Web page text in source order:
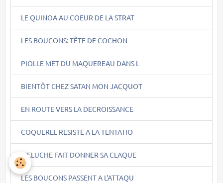
LE QUINOA AU COEUR DE LA STRAT
LES BOUCONS: TÊTE DE COCHON
PIOLLE MET DU MAQUEREAU DANS L
BIENTÖT CHEZ SATAN MON JACQUOT
EN ROUTE VERS LA DECROISSANCE
COQUEREL RESISTE A LA TENTATIO
MELUCHE FAIT DONNER SA CLAQUE
LES BOUCONS PASSENT A L'ATTAQU